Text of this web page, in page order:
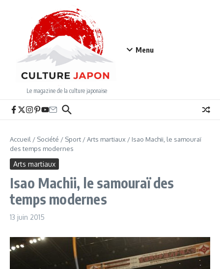
Le magazine de la culture japonaise
Menu
Accueil / Société / Sport /Arts martiaux / Isao Machii, le samouraï
des temps modernes
Arts martiaux
Isao Machii, le samouraï des
temps modernes
13 juin 2015